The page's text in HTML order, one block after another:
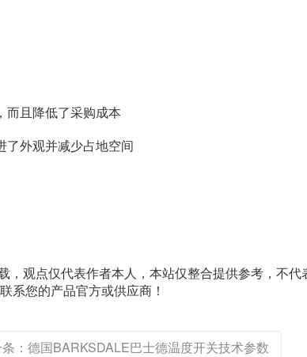
而且降低了采购成本
了外观并减少占地空间
，观点仅代表作者本人，本站仅整合提供参考，不
系您的产品官方或供应商！
：德国BARKSDALE巴士德温度开关技术参数